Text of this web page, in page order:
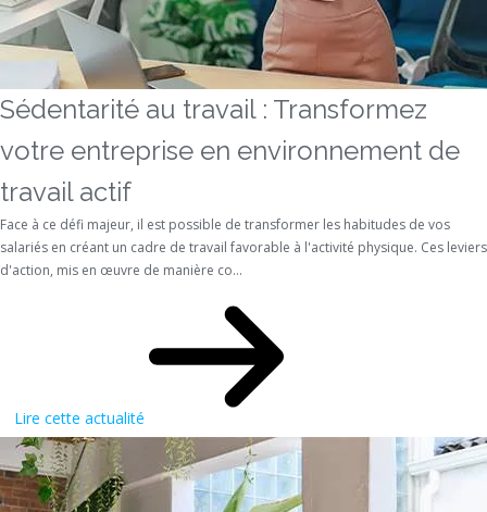
Sédentarité au travail : Transformez
votre entreprise en environnement de
travail actif
Face à ce défi majeur, il est possible de transformer les habitudes de vos
salariés en créant un cadre de travail favorable à l'activité physique. Ces leviers
d'action, mis en œuvre de manière co...
Lire cette actualité